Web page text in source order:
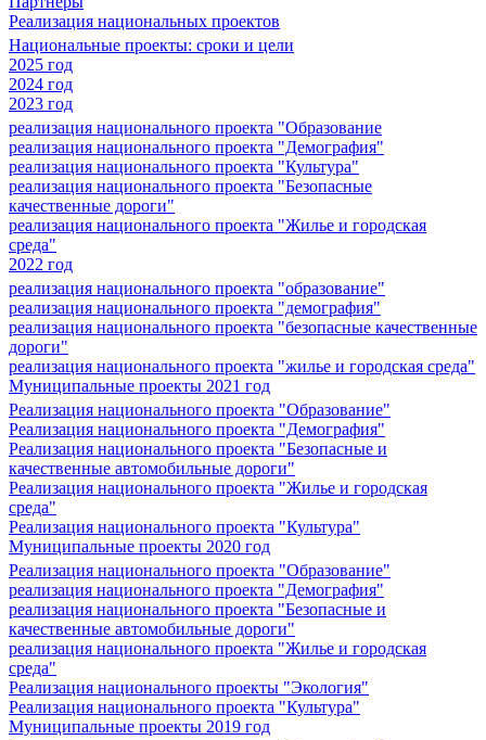
Реализация национальных проектов
Национальные проекты: сроки и цели
2025 год
2024 год
2023 год
реализация национального проекта "Образование
реализация национального проекта "Демография"
реализация национального проекта "Культура"
реализация национального проекта "Безопасные
качественные дороги"
реализация национального проекта "Жилье и городская
среда"
2022 год
реализация национального проекта "образование"
реализация национального проекта "демография"
реализация национального проекта "безопасные качественные
дороги"
реализация национального проекта "жилье и городская среда"
Муниципальные проекты 2021 год
Реализация национального проекта "Образование"
Реализация национального проекта "Демография"
Реализация национального проекта "Безопасные и
качественные автомобильные дороги"
Реализация национального проекта "Жилье и городская
среда"
Реализация национального проекта "Культура"
Муниципальные проекты 2020 год
Реализация национального проекта "Образование"
реализация национального проекта "Демография"
реализация национального проекта "Безопасные и
качественные автомобильные дороги"
реализация национального проекта "Жилье и городская
среда"
Реализация национального проекты "Экология"
Реализация национального проекта "Культура"
Муниципальные проекты 2019 год